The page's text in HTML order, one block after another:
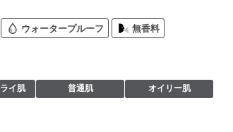
ウォータープルーフ 無香料
イ肌 普通肌 オイリー肌